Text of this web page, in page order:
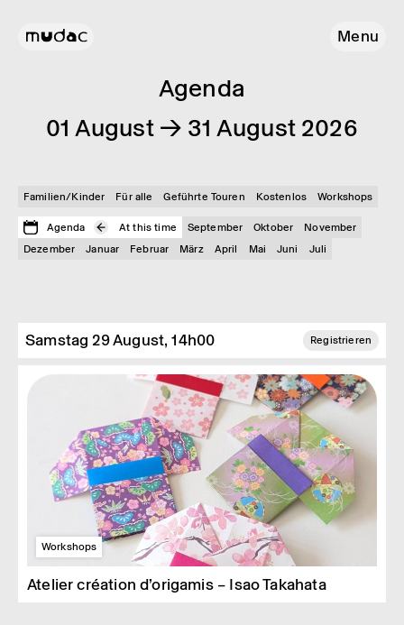
Menu
Agenda
01 August → 31 August 2026
Familien/Kinder Für alle Geführte Touren Kostenlos Workshops
Agenda At this time September Oktober
November
Dezember
Januar Februar März April Mai Juni Juli
Samstag 29 August, 14h00 Registrieren
Workshops
Atelier création d’origamis – Isao Takahata